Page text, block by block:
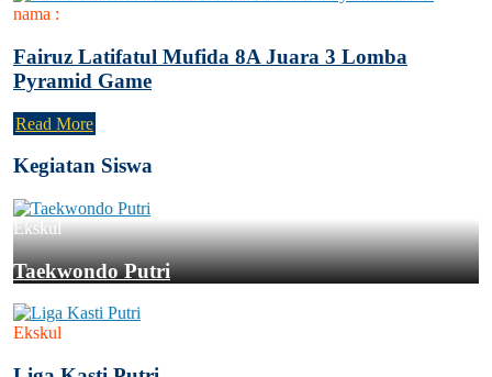
nama :
Fairuz Latifatul Mufida 8A Juara 3 Lomba
Pyramid Game
Read More
Kegiatan Siswa
Ekskul
Taekwondo Putri
Ekskul